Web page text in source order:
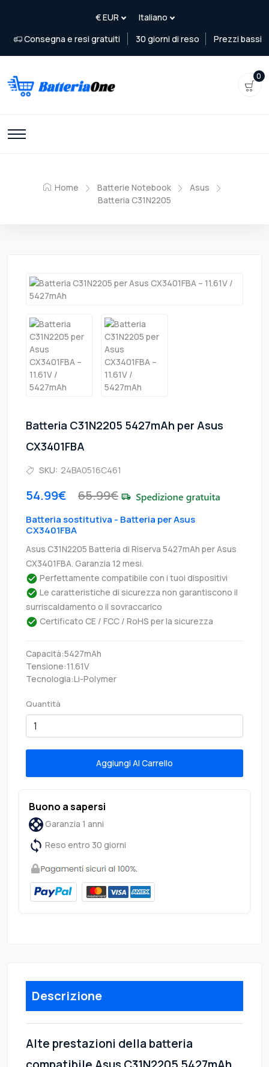
Consegna e resi gratuiti 30 giorni di reso Prezzi bassi
0
Home Batterie Notebook
Asus
Batteria C31N2205
Batteria C31N2205 5427mAh per Asus
CX3401FBA
SKU: 24BA0516C461
54.99€ 65.99€
Batteria sostitutiva - Batteria per Asus
CX3401FBA
Asus C31N2205 Batteria di Riserva 5427mAh per Asus
CX3401FBA. Garanzia 12 mesi.
Perfettamente compatibile con i tuoi dispositivi
Le caratteristiche di sicurezza non garantiscono il
surriscaldamento o il sovraccarico
Certificato CE / FCC / RoHS per la sicurezza
Capacità:5427mAh
Tensione:11.61V
Tecnologia:Li-Polymer
Quantità
Aggiungi Al Carrello
Buono a sapersi
Garanzia 1 anni
Reso entro 30 giorni
Descrizione
Alte prestazioni della batteria